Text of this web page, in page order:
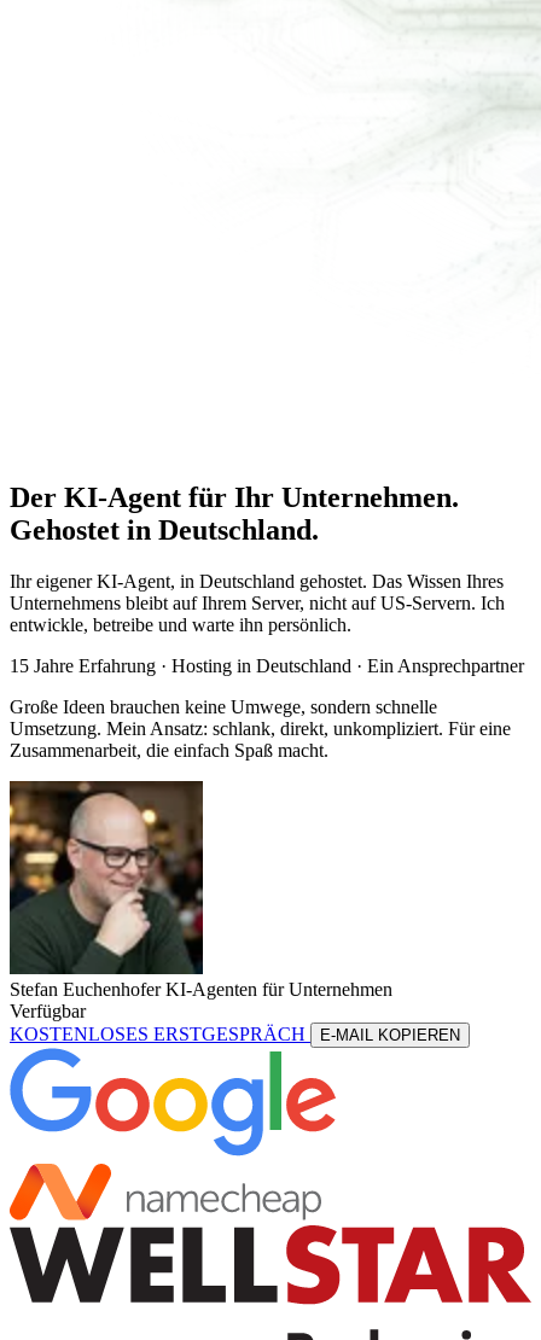
Der KI-Agent für Ihr Unternehmen.
Gehostet in Deutschland.
Ihr eigener KI-Agent, in Deutschland gehostet. Das Wissen Ihres
Unternehmens bleibt auf Ihrem Server, nicht auf US-Servern. Ich
entwickle, betreibe und warte ihn persönlich.
15 Jahre Erfahrung · Hosting in Deutschland · Ein Ansprechpartner
Große Ideen brauchen keine Umwege, sondern schnelle
Umsetzung. Mein Ansatz: schlank, direkt, unkompliziert. Für eine
Zusammenarbeit, die einfach Spaß macht.
Stefan Euchenhofer KI-Agenten für Unternehmen
Verfügbar
KOSTENLOSES ERSTGESPRÄCH
KOSTENLOSES ERSTGESPRÄCH
E-MAIL KOPIEREN